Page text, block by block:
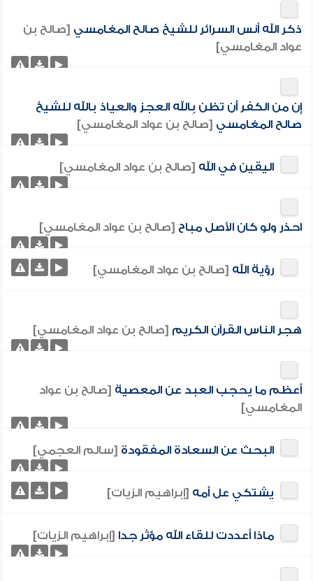
ذكر الله أنس السرائر للشيخ صالح المغامسي [صالح بن
عواد المغامسي]
إِن من الكفر أَن تظن بِالله العجز والعياذ بالله للشيخ
صالح المغامسي [صالح بن عواد المغامسي]
اليقين في الله [صالح بن عواد المغامسي]
احذر ولو كان الأصل مباح [صالح بن عواد المغامسي]
رؤية الله [صالح بن عواد المغامسي]
هجر الناس القرآن الكريم [صالح بن عواد المغامسي]
أعظم ما يحجب العبد عن المعصية [صالح بن عواد
المغامسي]
البحث عن السعادة المفقودة [سالم العجمي]
يشتكي عل أمه [إبراهيم الزيات]
ماذا أعددت للقاء الله مؤثر جدا [إبراهيم الزيات]